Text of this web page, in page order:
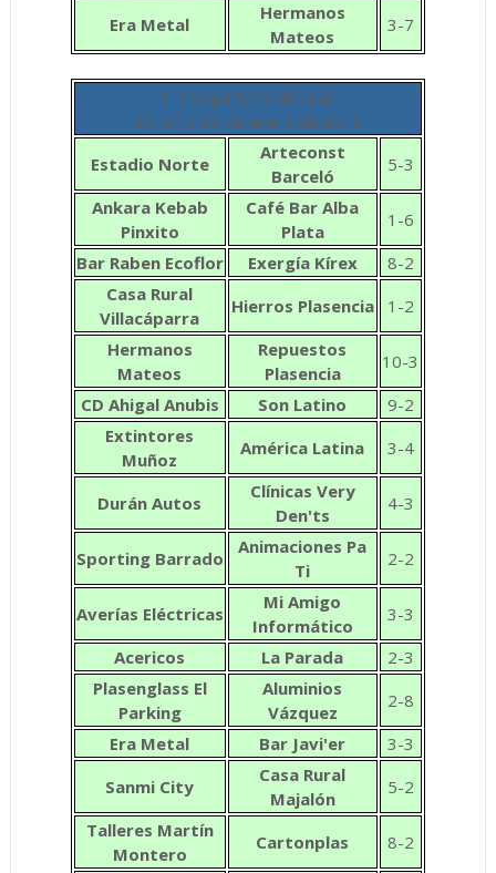
Era Metal
Hermanos
Mateos
3-7
F-7 Copa 1/16 de Final
23, 24 y 25 de enero de 2015
Estadio Norte
Arteconst
Barceló
5-3
Ankara Kebab
Pinxito
Café Bar Alba
Plata
1-6
Bar Raben Ecoflor
Exergía Kírex
8-2
Casa Rural
Villacáparra
Hierros Plasencia
1-2
Hermanos
Mateos
Repuestos
Plasencia
10-3
CD Ahigal Anubis
Son Latino
9-2
Extintores
Muñoz
América Latina 3-4
Durán Autos
Clínicas Very
Den'ts
4-3
Sporting Barrado
Animaciones Pa
Ti
2-2
Averías Eléctricas
Mi Amigo
Informático
3-3
Acericos
La Parada
2-3
Plasenglass El
Parking
Aluminios
Vázquez
2-8
Era Metal
Bar Javi'er
3-3
Sanmi City
Casa Rural
Majalón
5-2
Talleres Martín
Montero
Cartonplas
8-2